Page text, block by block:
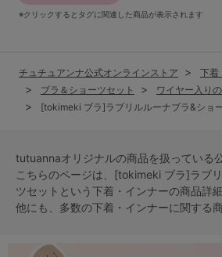
※クリックするとタグに関連した商品が表示されます
チュチュアンナ公式オンラインストア
下着
ブラ＆ショーツセット
ワイヤー入り
[tokimeki ブラ]ラブリルルーナブラ&ショ
tutuannaオリジナルの商品を扱っている
こちらのページは、[tokimeki ブラ]ラブ
ツセットという下着・インナーの商品詳
他にも、多数の下着・インナーに関する